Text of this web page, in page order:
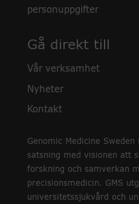
personuppgifter
Gå direkt till
Vår verksamhet
Nyheter
Kontakt
Genomic Medicine Sweden
satsning med visionen att
forskning och samverkan
precisionsmedicin. GMS
universitetssjukvård och